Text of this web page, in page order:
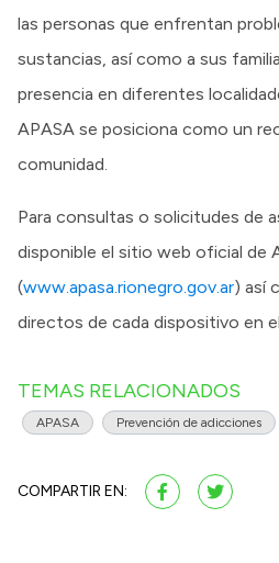
las personas que enfrentan
sustancias, así como a sus
presencia en diferentes
APASA se posiciona como un
comunidad.​
Para consultas o solicitudes de
disponible el sitio web oficial de
(www.apasa.rionegro.gov.ar) así
directos de cada dispositivo en
TEMAS RELACIONADOS
APASA Prevención de adicciones
COMPARTIR EN: